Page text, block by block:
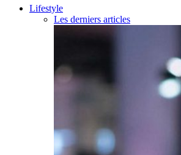
Lifestyle
Les derniers articles